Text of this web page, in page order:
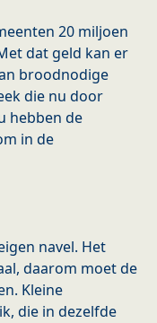
20 miljoen
dat geld kan er
broodnodige
die nu door
hebben de
in de
navel. Het
daarom moet de
Kleine
die in dezelfde